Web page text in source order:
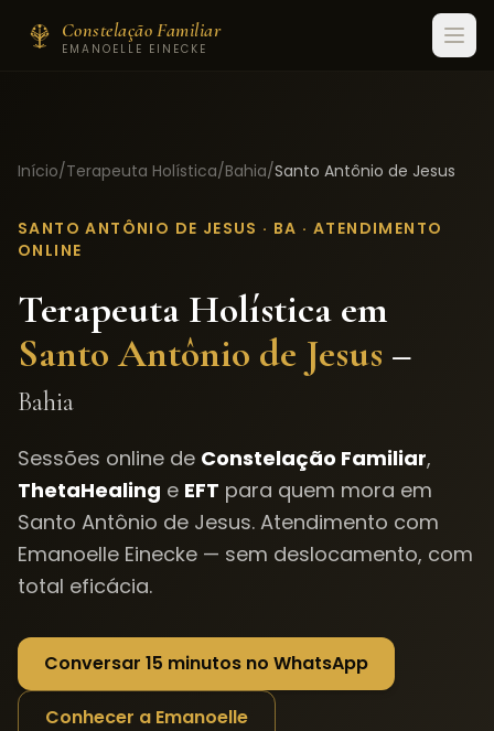
Constelação Familiar
EMANOELLE EINECKE
Início/Terapeuta Holística/Bahia/Santo Antônio de Jesus
SANTO ANTÔNIO DE JESUS · BA · ATENDIMENTO
ONLINE
Terapeuta Holística em
Santo Antônio de Jesus –
Bahia
Sessões online de Constelação Familiar,
ThetaHealing e EFT para quem mora em
Santo Antônio de Jesus. Atendimento com
Emanoelle Einecke — sem deslocamento, com
total eficácia.
Conversar 15 minutos no WhatsApp
Conhecer a Emanoelle